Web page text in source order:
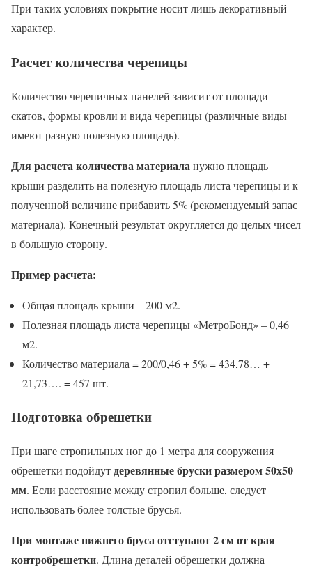
При таких условиях покрытие носит лишь декоративный
характер.
Расчет количества черепицы
Количество черепичных панелей зависит от площади
скатов, формы кровли и вида черепицы (различные виды
имеют разную полезную площадь).
Для расчета количества материала нужно площадь
крыши разделить на полезную площадь листа черепицы и к
полученной величине прибавить 5% (рекомендуемый запас
материала). Конечный результат округляется до целых чисел
в большую сторону.
Пример расчета:
Общая площадь крыши – 200 м2.
Полезная площадь листа черепицы «МетроБонд» – 0,46
м2.
Количество материала = 200/0,46 + 5% = 434,78… +
21,73…. = 457 шт.
Подготовка обрешетки
При шаге стропильных ног до 1 метра для сооружения
обрешетки подойдутдеревянные бруски размером 50х50
мм. Если расстояние между стропил больше, следует
использовать более толстые брусья.
При монтаже нижнего бруса отступают 2 см от края
контробрешетки. Длина деталей обрешетки должна